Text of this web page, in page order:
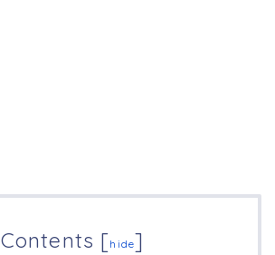
Contents [hide]